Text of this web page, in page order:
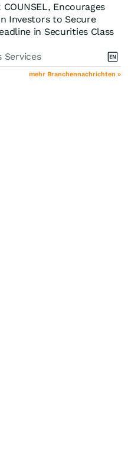
COUNSEL, Encourages
Investors to Secure
in Securities Class
Services
mehr Branchennachrichten »